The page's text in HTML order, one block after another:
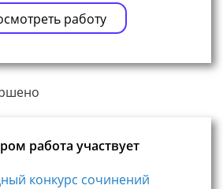
работу
работа участвует
конкурс сочинений